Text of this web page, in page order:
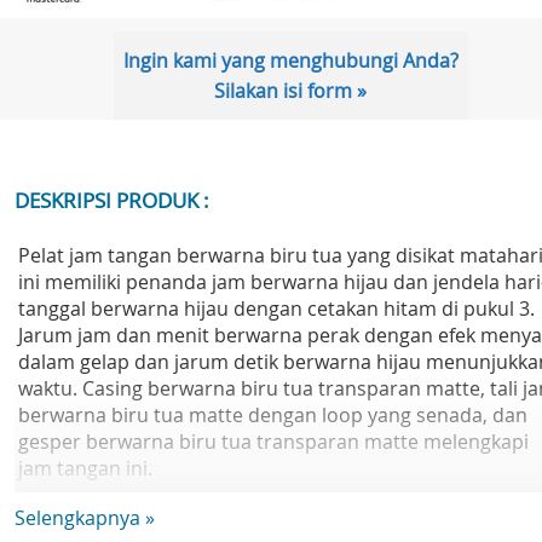
Ingin kami yang menghubungi Anda?
Silakan isi form »
DESKRIPSI PRODUK :
Pelat jam tangan berwarna biru tua yang disikat matahari
ini memiliki penanda jam berwarna hijau dan jendela
tanggal berwarna hijau dengan cetakan hitam di pukul 3.
Jarum jam dan menit berwarna perak dengan efek
dalam gelap dan jarum detik berwarna hijau
waktu. Casing berwarna biru tua transparan matte, tali
berwarna biru tua matte dengan loop yang senada, dan
gesper berwarna biru tua transparan matte melengkapi
jam tangan ini.
Tahan air: 3 Bar
Selengkapnya »